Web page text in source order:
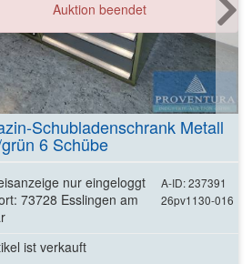
Auktion beendet
Schubladenschrank Metall
6 Schübe
A-ID: 237391
26pv1130-016
nur eingeloggt
73728 Esslingen am
ist verkauft